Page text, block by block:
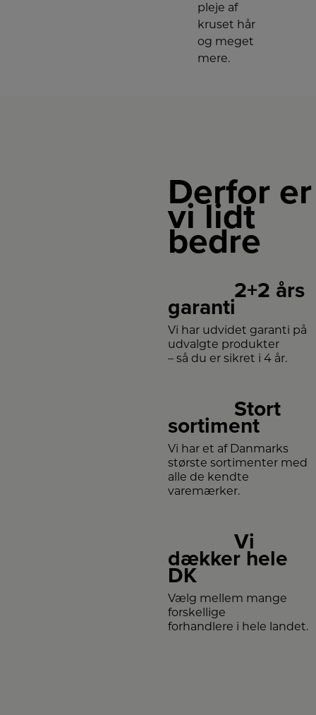
pleje af
kruset hår
og meget
mere.
Derfor er
vi lidt
bedre
2+2 års
garanti
Vi har udvidet garanti på
udvalgte produkter
– så du er sikret i 4 år.
Stort
sortiment
Vi har et af Danmarks
største sortimenter med
alle de kendte
varemærker.
Vi
dækker hele
DK
Vælg mellem mange
forskellige
forhandlere i hele landet.